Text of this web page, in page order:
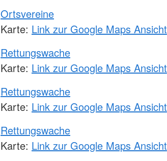
Ortsvereine
Karte: Link zur Google Maps Ansicht
Rettungswache
Karte: Link zur Google Maps Ansicht
Rettungswache
Karte: Link zur Google Maps Ansicht
Rettungswache
Karte: Link zur Google Maps Ansicht